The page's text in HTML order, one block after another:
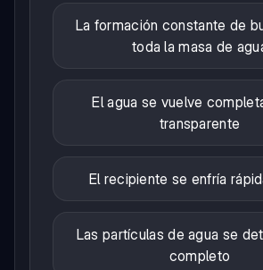
La formación constante de
toda la masa de
El agua se vuelve
transparente
El recipiente se enfría
Las partículas de agua se
completo